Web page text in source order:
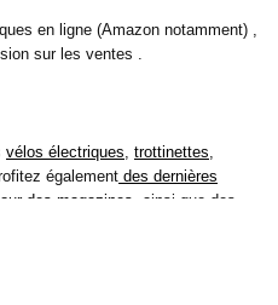
en ligne (Amazon notamment) ,
sur les ventes .
vélos électriques, trottinettes,
également des dernières
des magazines , ainsi que des